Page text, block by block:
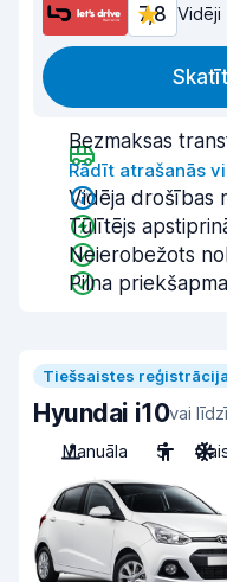
7,8 Vidēji
Bezmaksas
Rādīt atrašanās
Vidēja drošības
Tūlītējs
Neierobežots
Pilna
Tiešsaistes reģistrācija
Hyundai i10vai
Manuāla
5